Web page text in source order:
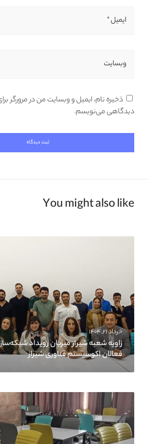
ایمیل *
وبسایت
ذخیره نام، ایمیل و وبسایت من در مرورگر
دیدگاهی می‌نویسم.
You might also like
خرداد ۲۱, ۱۴۰۴
زاویه شعبه شیراز میزبان رویداد
فعالان اکوسیستم فناوری شیراز